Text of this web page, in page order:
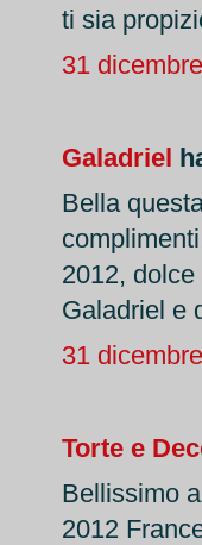
ti sia
31
Galadriel
Bella
2012,
Galadriel e
31
Torte e
Bellissimo
2012